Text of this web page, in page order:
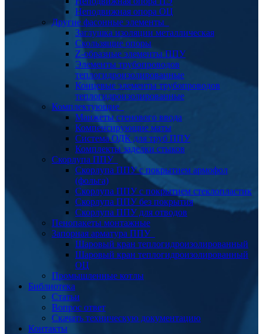
Неподвижная опора ОЦ
Другие фасонные элементы
Заглушка изоляции металлическая
Скользящие опоры
Z-образные элементы ППУ
Элементы трубопроводов
теплогидроизолированные
Концевые элементы трубопроводов
теплогидроизолированные
Комплектующие
Манжеты стенового ввода
Компенсирующие маты
Система ОДК для труб ППУ
Комплекты заделки стыков
Скорлупа ППУ
Скорлупа ППУ с покрытием армофол
(фольга)
Скорлупа ППУ с покрытием стеклопластик
Скорлупа ППУ без покрытия
Скорлупа ППУ для отводов
Пенопакеты монтажные
Запорная арматура ППУ
Шаровый кран теплогидроизолированный
Шаровый кран теплогидроизолированный
ОЦ
Промышленные котлы
Библиотека
Статьи
Вопрос ответ
Скачать техническую документацию
Контакты